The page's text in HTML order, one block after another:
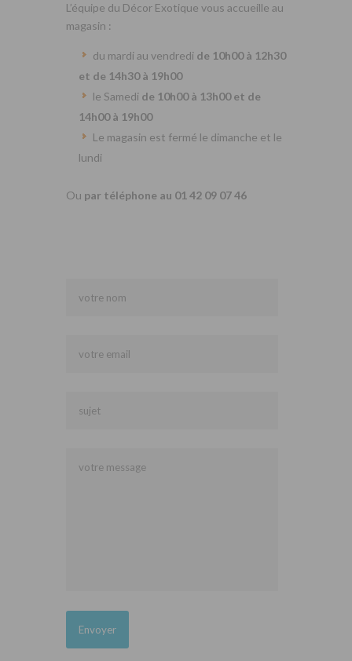
L’équipe du Décor Exotique vous accueille au
magasin :
du mardi au vendredi de 10h00 à 12h30
et de 14h30 à 19h00
le Samedi de 10h00 à 13h00 et de
14h00 à 19h00
Le magasin est fermé le dimanche et le
lundi
Ou par téléphone au 01 42 09 07 46